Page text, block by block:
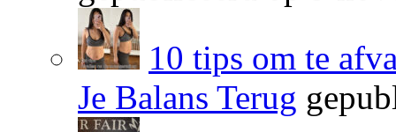
10 tips om te
Je Balans Terug